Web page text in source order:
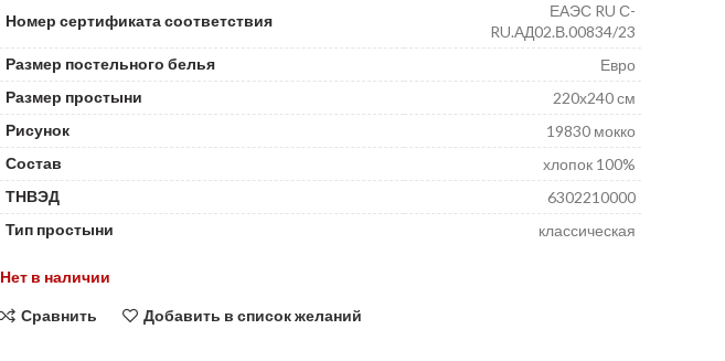
Номер сертификата соответствия
ЕАЭС RU С-
RU.АД02.В.00834/23
Размер постельного белья
Евро
Размер простыни
220х240 см
Рисунок
19830 мокко
Состав
хлопок 100%
ТНВЭД
6302210000
Тип простыни
классическая
Нет в наличии
Сравнить Добавить в список желаний